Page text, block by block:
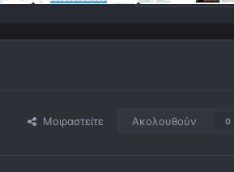
Μοιραστείτε Ακολουθούν 0